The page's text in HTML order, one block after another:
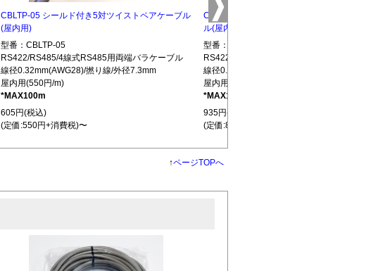
CBLTP-05 シールド付き5対ツイストペアケーブル
(屋内用)
型番：CBLTP-05
RS422/RS485/4線式RS485用両端バラケーブル
線径0.32mm(AWG28)/撚り線/外径7.3mm
屋内用(550円/m)
*MAX100m
605円(税込)
(定価:550円+消費税)〜
CBLTP-10 シールド付き10対ツイストペ
ル(屋内用)
型番：CBLTP-10
RS422/RS485/4線式RS485用両端バラケ
線径0.32mm(AWG28)/撚り線/外径12.7mm
屋内用(850円/m)
*MAX100m
935円(税込)
(定価:850円+消費税)〜
↑ページTOPへ